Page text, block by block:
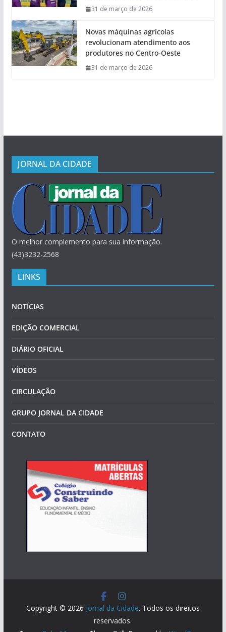
31 de março de 2026
Novas máquinas agrícolas
revolucionam atendimento aos
produtores no Centro-Oeste
31 de março de 2026
JORNAL DA CIDADE
O melhor complemento para sua informação.
(43)3232-2568
LINKS
NOTÍCIAS
EDIÇÃO COMERCIAL
DIÁRIO OFICIAL
VÍDEOS
CIRCULAÇÃO
GRUPO JORNAL DA CIDADE
CONTATO
Copyright © 2026 Jornal da Cidade. Todos os direitos
reservados.